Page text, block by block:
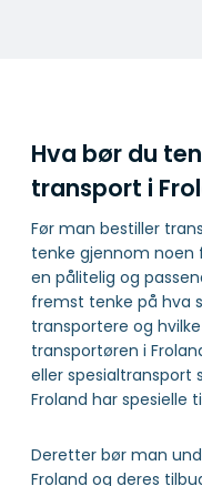
Hva bør du
transport i
Før man bestiller
tenke gjennom noen
en pålitelig og
fremst tenke på hva
transportere og
transportøren i
eller spesialtransport
Froland har spesielle
Deretter bør man
Froland og deres